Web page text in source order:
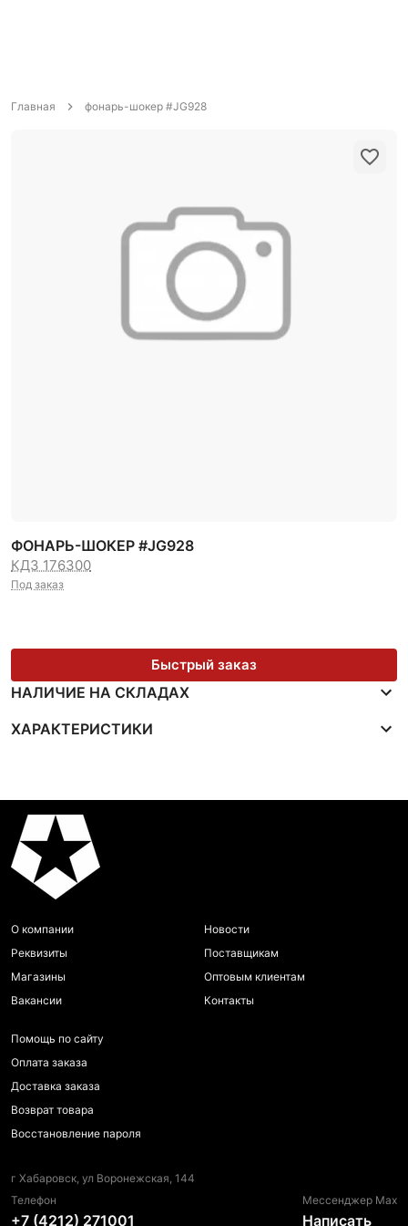
Главная фонарь-шокер #JG928
ФОНАРЬ-ШОКЕР #JG928
КДЗ 176300
Под заказ
Быстрый заказ
НАЛИЧИЕ НА СКЛАДАХ
ХАРАКТЕРИСТИКИ
О компании
Реквизиты
Магазины
Вакансии
Новости
Поставщикам
Оптовым клиентам
Контакты
Помощь по сайту
Оплата заказа
Доставка заказа
Возврат товара
Восстановление пароля
г Хабаровск, ул Воронежская, 144
Телефон
+7 (4212) 271001
Мессенджер Max
Написать